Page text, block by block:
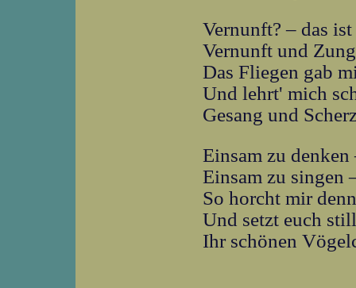
Vernunft? – das
Vernunft und
Das Fliegen gab
Und lehrt' mich
Gesang und
Einsam zu denken
Einsam zu singen
So horcht mir
Und setzt euch
Ihr schönen